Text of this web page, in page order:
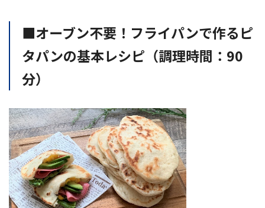
■オーブン不要！フライパンで作るピ
タパンの基本レシピ（調理時間：90
分）